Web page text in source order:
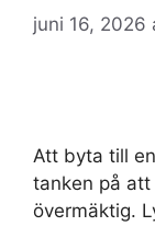
juni 16, 2026
Att byta till
tanken på
övermäktig.